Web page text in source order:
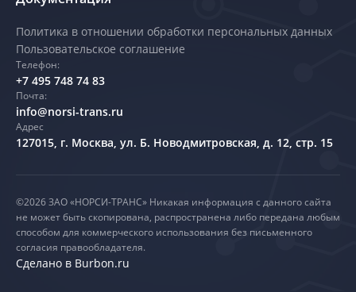
Политика в отношении обработки персональных данных
Пользовательское соглашение
Телефон:
+7 495 748 74 83
Почта:
info@norsi-trans.ru
Адрес
127015, г. Москва, ул. Б. Новодмитровская, д. 12, стр. 15
©2026 ЗАО «НОРСИ-ТРАНС» Никакая информация с данного сайта
не может быть скопирована, распространена либо передана любым
способом для коммерческого использования без письменного
согласия правообладателя.
Сделано в Burbon.ru